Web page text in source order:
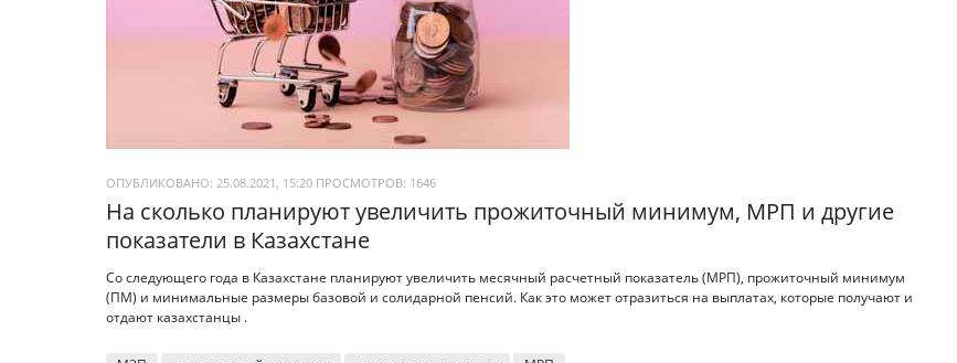
ОПУБЛИКОВАНО: 25.08.2021, 15:20 ПРОСМОТРОВ: 1646
На сколько планируют увеличить прожиточный минимум, МРП и другие
показатели в Казахстане
Со следующего года в Казахстане планируют увеличить месячный расчетный показатель (МРП), прожиточный минимум
(ПМ) и минимальные размеры базовой и солидарной пенсий. Как это может отразиться на выплатах, которые получают и
отдают казахстанцы .